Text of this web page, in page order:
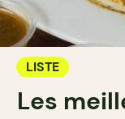
LISTE
Les